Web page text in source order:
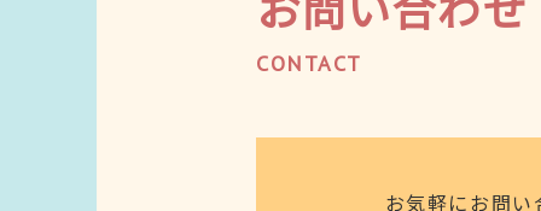
CONTACT
お気軽にお問